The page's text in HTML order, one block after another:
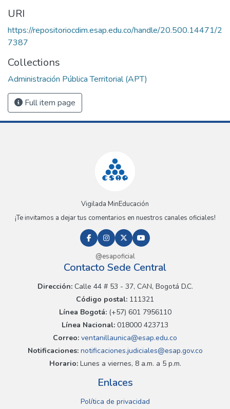
URI
https://repositoriocdim.esap.edu.co/handle/20.500.14471/2
7387
Collections
Administración Pública Territorial (APT)
Full item page
Vigilada MinEducación
¡Te invitamos a dejar tus comentarios en nuestros canales oficiales!
@esapoficial
Contacto Sede Central
Dirección:Calle 44 # 53 - 37, CAN, Bogotá D.C.
Código postal: 111321
Línea Bogotá:(+57) 601 7956110
Línea Nacional: 018000 423713
Correo: ventanillaunica@esap.edu.co
Notificaciones:notificaciones.judiciales@esap.gov.co
Horario:Lunes a viernes, 8 a.m. a 5 p.m.
Enlaces
Política de privacidad